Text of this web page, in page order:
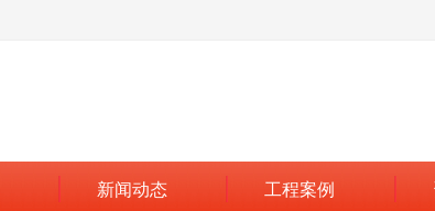
新闻动态 工程案例